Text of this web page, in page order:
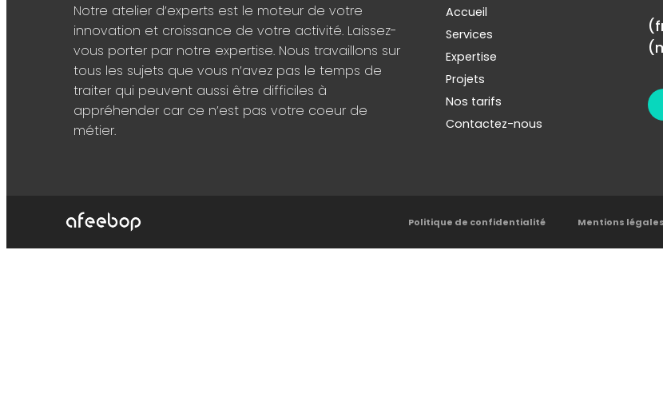
Notre atelier d’experts est le moteur de votre
innovation et croissance de votre activité. Laissez-
vous porter par notre expertise. Nous travaillons sur
tous les sujets que vous n’avez pas le temps de
traiter qui peuvent aussi être difficiles à
appréhender car ce n’est pas votre coeur de
métier.
Accueil
Services
Expertise
Projets
Nos tarifs
Contactez-nous
Politique de confidentialité Mentions légales